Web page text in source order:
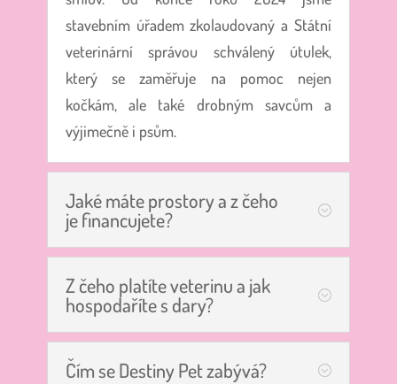
stavebním úřadem zkolaudovaný a Státní
veterinární správou schválený útulek,
který se zaměřuje na pomoc nejen
kočkám, ale také drobným savcům a
výjimečně i psům.
Jaké máte prostory a z čeho
je financujete?
Z čeho platíte veterinu a jak
hospodaříte s dary?
Čím se Destiny Pet zabývá?